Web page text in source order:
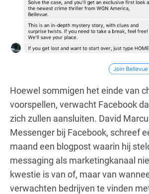
Hoewel sommigen het einde van
voorspellen, verwacht Facebook
zich zullen aansluiten. David
Messenger bij Facebook, schreef
maand een blogpost waarin hij
messaging als marketingkanaal
kwestie is van of, maar van
verwachten bedrijven te vinden